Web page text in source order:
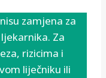
zamjena za
Za
rizicima i
liječniku ili